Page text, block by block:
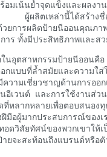
มเน้นย้ำจุดแข็งและผลงา
ผลิตเหล่านี้ได้สร้างชื่อ
การผลิตป้ายนีออนคุณภา
าร ทั้งมีประสิทธิภาพและสว
นอุตสาหกรรมป้ายนีออนคื
กแบบที่ล้ำสมัยและความใส่
ามเชี่ยวชาญด้านการออก
อีเวนต์ และการใช้งานส่ว
หลากหลายเพื่อตอบสนอง
มือผู้มากประสบการณ์ของเ
อดวิสัยทัศน์ของพวกเขาใ
ยจะสะท้อนถึงแบรนด์หรือ